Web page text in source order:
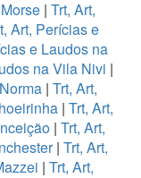
| Trt, Art,
Art, Perícias e
e Laudos na
na Vila Nivi |
| Trt, Art,
| Trt, Art,
| Trt, Art,
| Trt, Art,
| Trt, Art,